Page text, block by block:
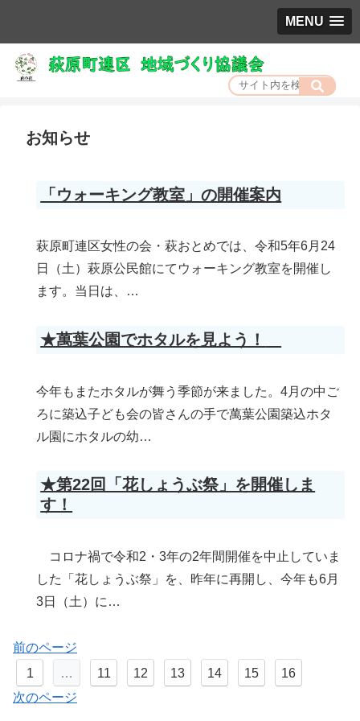
MENU
お知らせ
「ウォーキング教室」の開催案内
萩原町連区女性の会・萩おとめでは、令和5年6月24
日（土）萩原公民館にてウォーキング教室を開催し
ます。当日は、…
★萬葉公園でホタルを見よう！
今年もまたホタルが舞う季節が来ました。4月の中ご
ろに築込子ども会の皆さんの手で萬葉公園築込ホタ
ル園にホタルの幼…
★第22回「花しょうぶ祭」を開催しま
す！
コロナ禍で令和2・3年の2年間開催を中止していま
した「花しょうぶ祭」を、昨年に再開し、今年も6月
3日（土）に…
前のページ
1
… 11 12 13 14 15
16
次のページ